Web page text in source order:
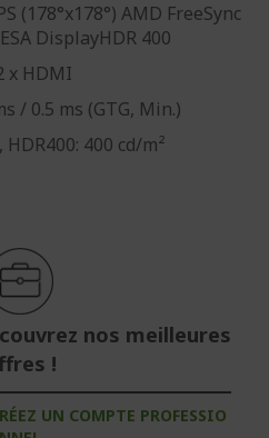
(178°x178°) AMD FreeSync
DisplayHDR 400
x HDMI
/ 0.5 ms (GTG, Min.)
400 cd/m²
nos meilleures
!
UN COMPTE PROFESSIO